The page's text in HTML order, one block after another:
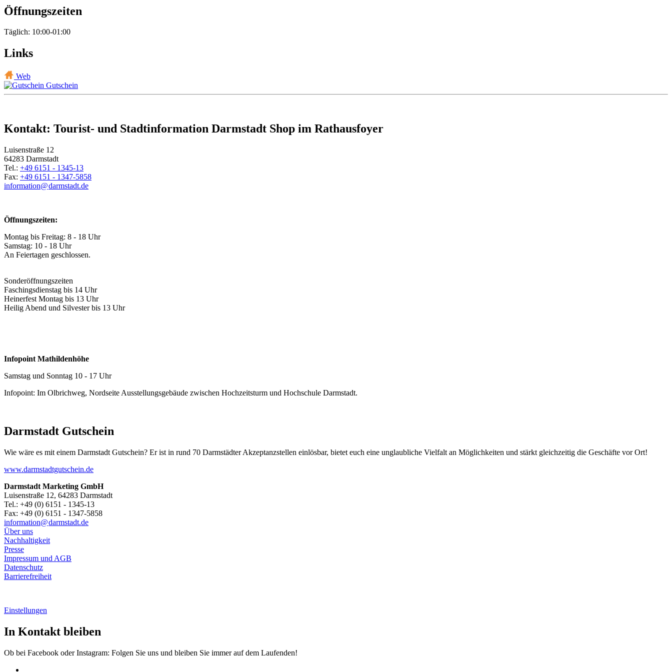
Öffnungszeiten
Täglich: 10:00-01:00
Links
Web
Gutschein
Kontakt: Tourist- und Stadtinformation Darmstadt Shop im Rathausfoyer
Luisenstraße 12
64283 Darmstadt
Tel.: +49 6151 - 1345-13
Fax: +49 6151 - 1347-5858
information@darmstadt.de
Öffnungszeiten:
Montag bis Freitag: 8 - 18 Uhr
Samstag: 10 - 18 Uhr
An Feiertagen geschlossen.
Sonderöffnungszeiten
Faschingsdienstag bis 14 Uhr
Heinerfest Montag bis 13 Uhr
Heilig Abend und Silvester bis 13 Uhr
Infopoint Mathildenhöhe
Samstag und Sonntag 10 - 17 Uhr
Infopoint: Im Olbrichweg, Nordseite Ausstellungsgebäude zwischen Hochzeitsturm und Hochschule Darmstadt.
Darmstadt Gutschein
Wie wäre es mit einem Darmstadt Gutschein? Er ist in rund 70 Darmstädter Akzeptanzstellen einlösbar, bietet euch eine unglaubliche Vielfalt an Möglichkeiten und stärkt gleichzeitig die Geschäfte vor Ort!
www.darmstadtgutschein.de
Darmstadt Marketing GmbH
Luisenstraße 12, 64283 Darmstadt
Tel.: +49 (0) 6151 - 1345-13
Fax: +49 (0) 6151 - 1347-5858
information@darmstadt.de
Über uns
Nachhaltigkeit
Presse
Impressum und AGB
Datenschutz
Barrierefreiheit
Einstellungen
In Kontakt bleiben
Ob bei Facebook oder Instagram: Folgen Sie uns und bleiben Sie immer auf dem Laufenden!